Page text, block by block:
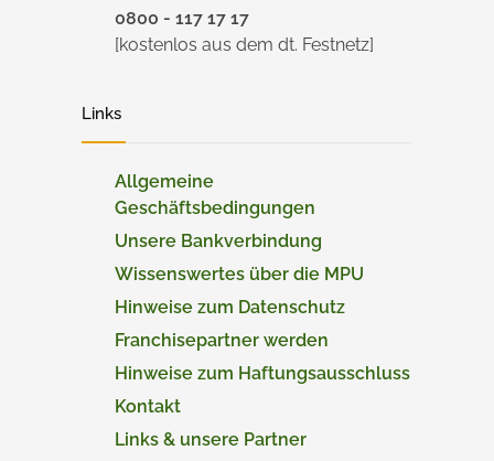
0800 - 117 17 17
[kostenlos aus dem dt. Festnetz]
Links
Allgemeine
Geschäftsbedingungen
Unsere Bankverbindung
Wissenswertes über die MPU
Hinweise zum Datenschutz
Franchisepartner werden
Hinweise zum Haftungsausschluss
Kontakt
Links & unsere Partner